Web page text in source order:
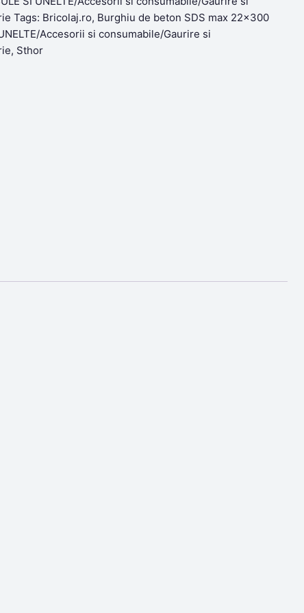
Tags: Bricolaj.ro, Burghiu de beton SDS max 22x300
Accesorii si consumabile/Gaurire si
, Sthor